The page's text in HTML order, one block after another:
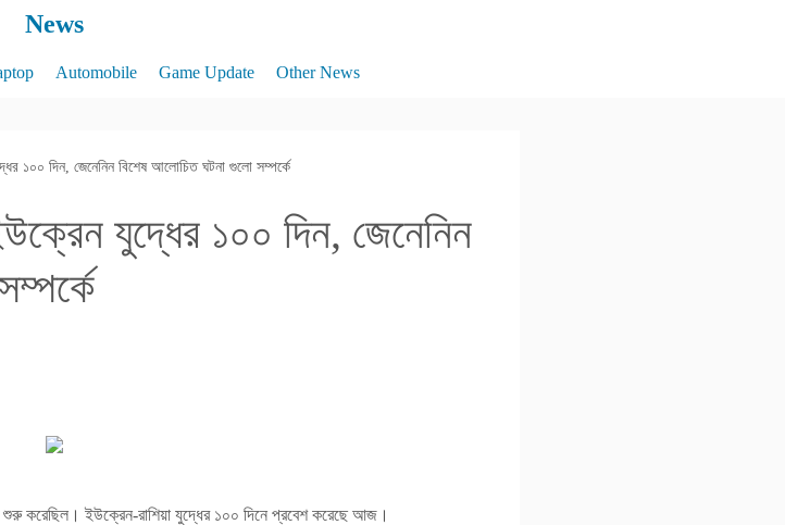
News
Automobile Game Update Other News
১০০ দিন, জেনেনিন বিশেষ আলোচিত ঘটনা গুলো সম্পর্কে
যুদ্ধের ১০০ দিন, জেনেনিন
করেছিল। ইউক্রেন-রাশিয়া যুদ্ধের ১০০ দিনে প্রবেশ করেছে আজ।